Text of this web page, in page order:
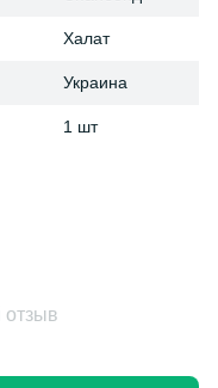
Халат
Украина
1 шт
отзыв